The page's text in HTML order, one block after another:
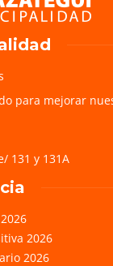
para mejorar
131 y 131A
2026
2026